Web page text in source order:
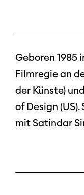
Geboren 1985
Filmregie an
der Künste)
of Design
mit Satindar